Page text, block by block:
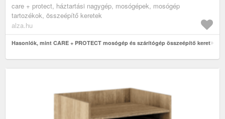
care + protect, háztartási nagygép, mosógépek, mosógép
tartozékok, összeépítő keretek
alza.hu
Hasonlók, mint CARE + PROTECT mosógép és szárítógép összeépítő keret